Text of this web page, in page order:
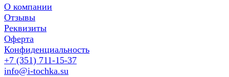
О компании
Отзывы
Реквизиты
Оферта
Конфиденциальность
+7 (351) 711-15-37
info@i-tochka.su